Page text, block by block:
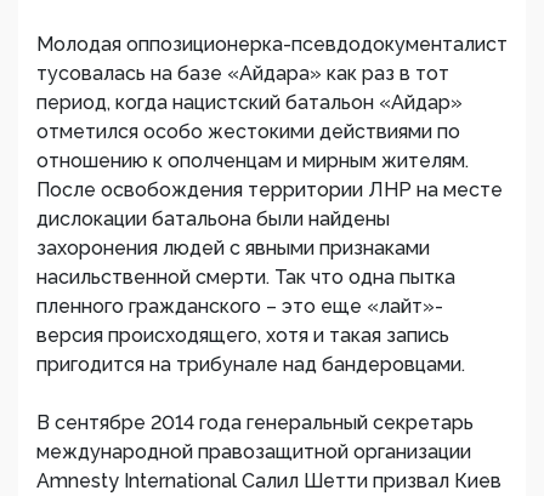
Молодая оппозиционерка-псевдодокументалист
тусовалась на базе «Айдара» как раз в тот
период, когда нацистский батальон «Айдар»
отметился особо жестокими действиями по
отношению к ополченцам и мирным жителям.
После освобождения территории ЛНР на месте
дислокации батальона были найдены
захоронения людей с явными признаками
насильственной смерти. Так что одна пытка
пленного гражданского – это еще «лайт»-
версия происходящего, хотя и такая запись
пригодится на трибунале над бандеровцами.
В сентябре 2014 года генеральный секретарь
международной правозащитной организации
Amnesty International Салил Шетти призвал Киев